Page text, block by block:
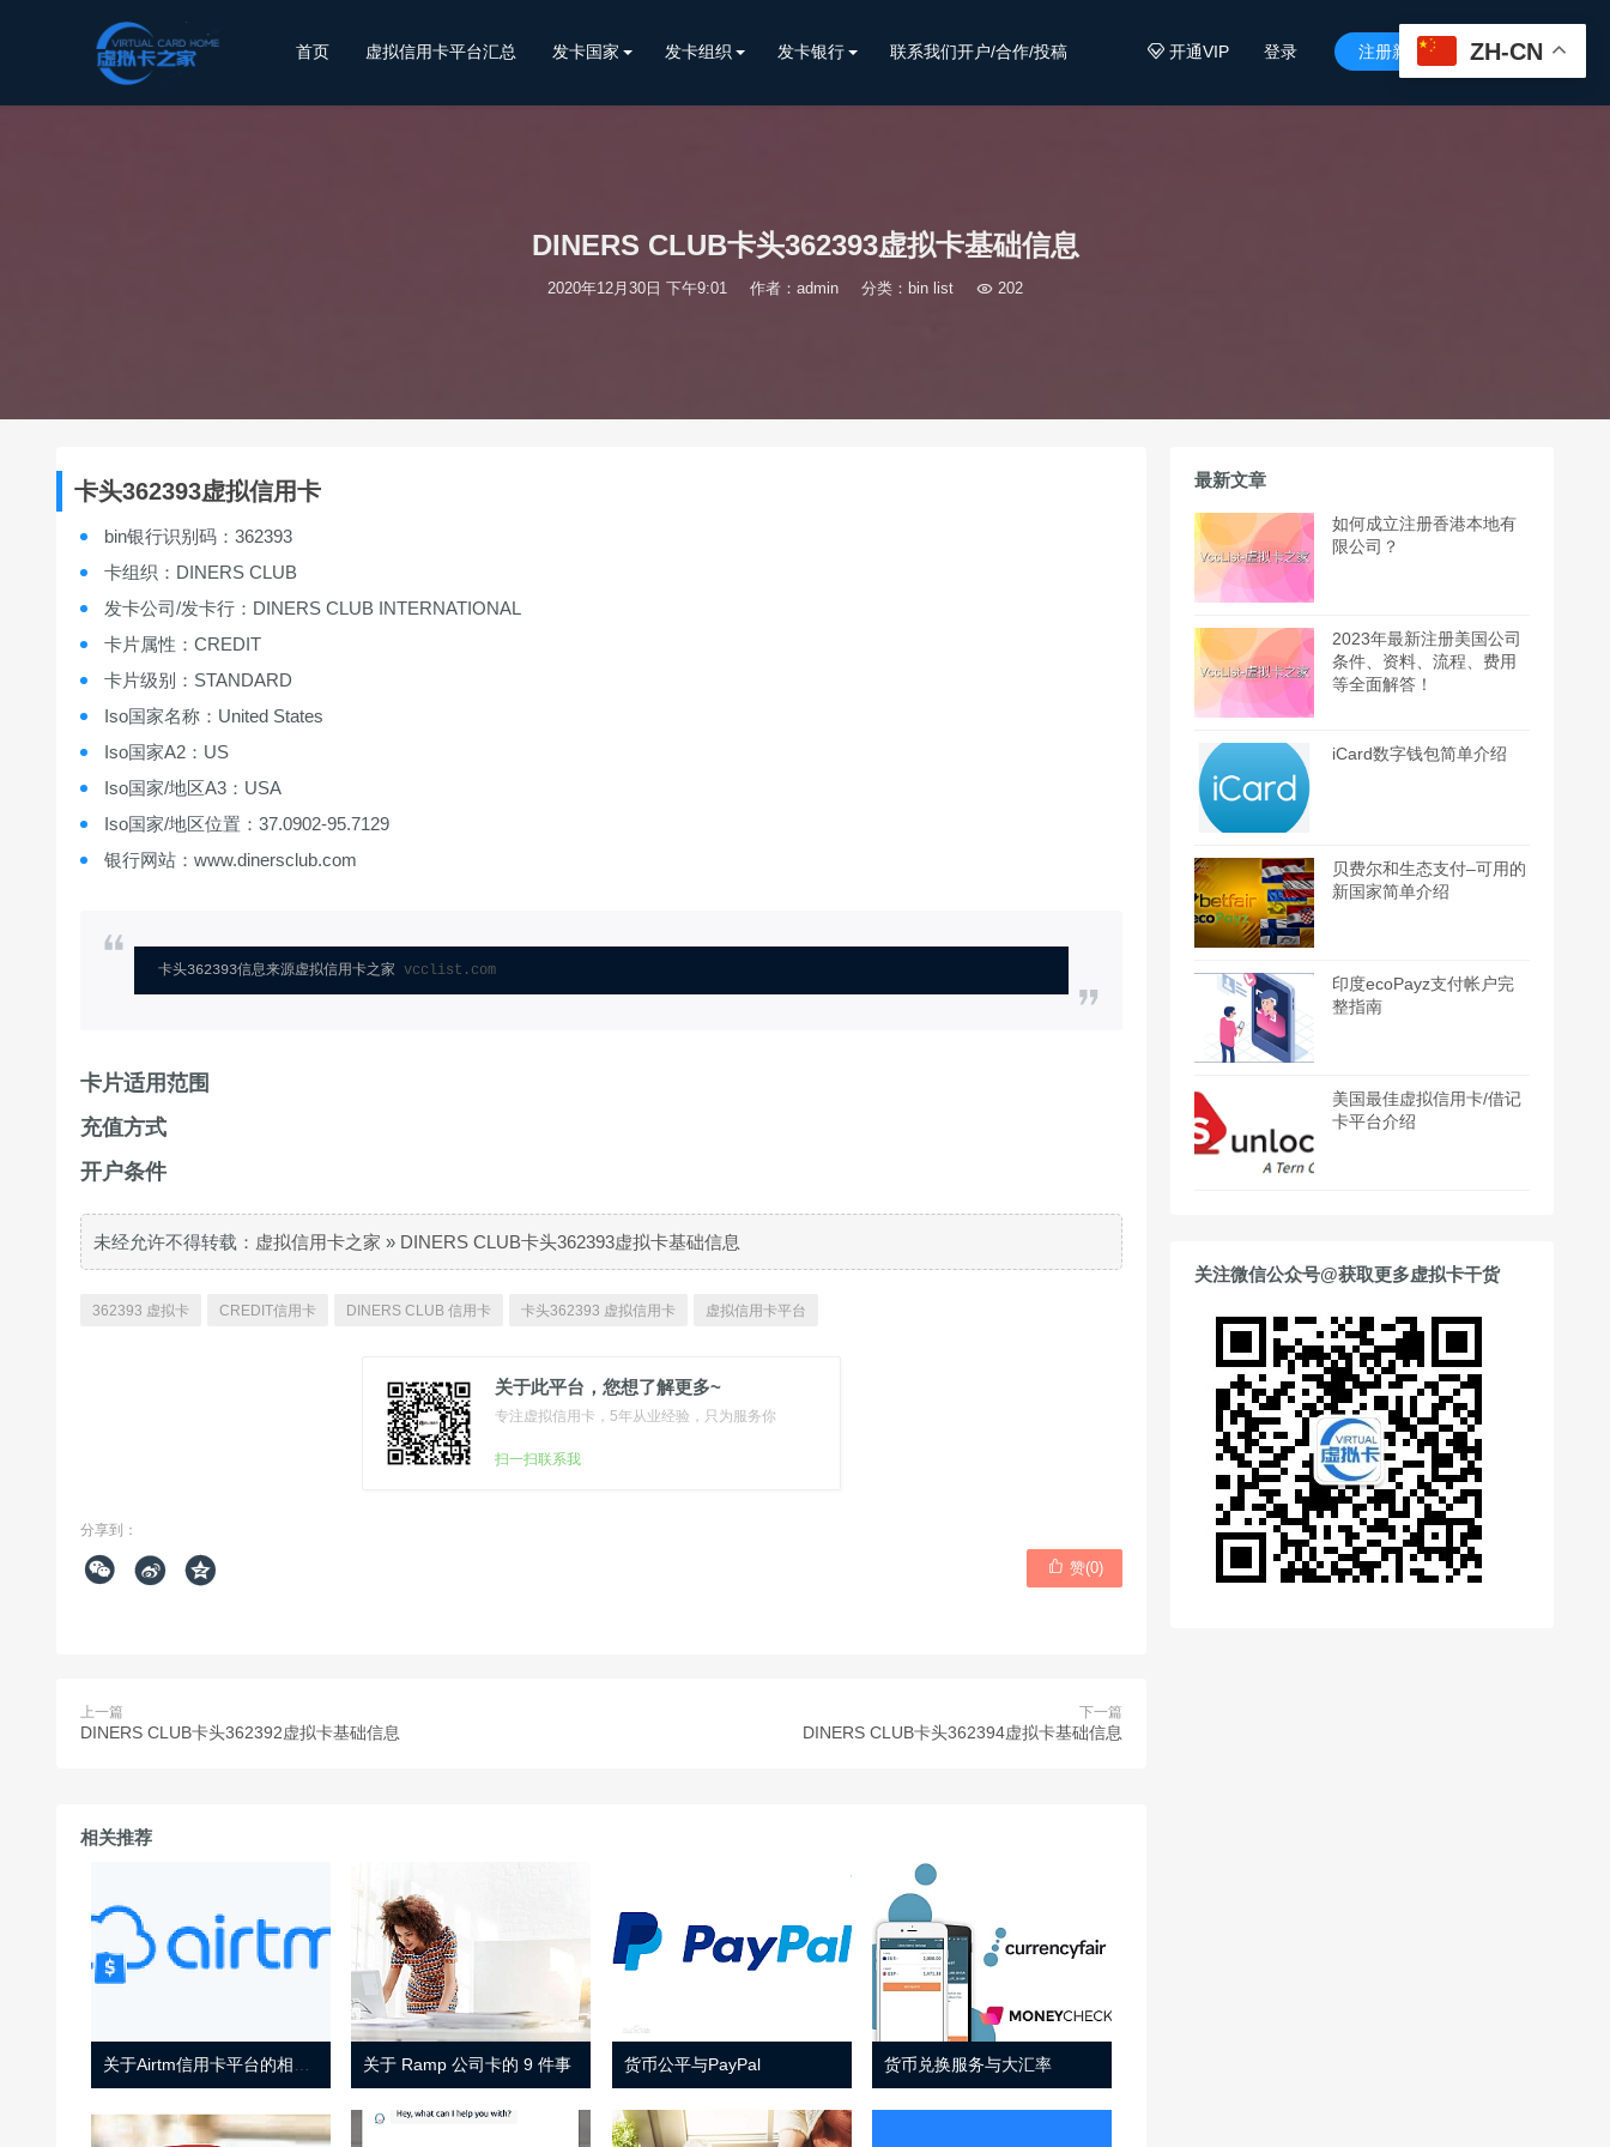
开通VIP 登录 注册新用户 
首页 虚拟信用卡平台汇总 发卡国家 发卡组织 发卡银行 联系我们开户/合作/投稿
DINERS CLUB卡头362393虚拟卡基础信息
2020年12月30日 下午9:01 作者：admin 分类： bin list 202
卡头362393虚拟信用卡
bin银行识别码：362393
卡组织：DINERS CLUB
发卡公司/发卡行：DINERS CLUB INTERNATIONAL
卡片属性：CREDIT
卡片级别：STANDARD
Iso国家名称：United States
Iso国家A2：US
Iso国家/地区A3：USA
Iso国家/地区位置：37.0902-95.7129
银行网站：www.dinersclub.com
卡头362393信息来源虚拟信用卡之家 vcclist.com
卡片适用范围
充值方式
开户条件
未经允许不得转载： 虚拟信用卡之家 » DINERS CLUB卡头362393虚拟卡基础信息
362393 虚拟卡 CREDIT信用卡 DINERS CLUB 信用卡 卡头362393 虚拟信用卡 虚拟信用卡平台
关于此平台，您想了解更多~
专注虚拟信用卡，5年从业经验，只为服务你
扫一扫联系我
分享到：
    赞(0)
上一篇
DINERS CLUB卡头362392虚拟卡基础信息
下一篇
DINERS CLUB卡头362394虚拟卡基础信息
相关推荐
关于 Ramp 公司卡的 9 件事 货币公平与PayPal 货币兑换服务与大汇率
最新文章
如何成立注册香港本地有
限公司？
2023年最新注册美国公司
条件、资料、流程、费用
等全面解答！
iCard数字钱包简单介绍
贝费尔和生态支付–可用的
新国家简单介绍
印度ecoPayz支付帐户完
整指南
美国最佳虚拟信用卡/借记
卡平台介绍
关注微信公众号@获取更多虚拟卡干货
ZH-CN